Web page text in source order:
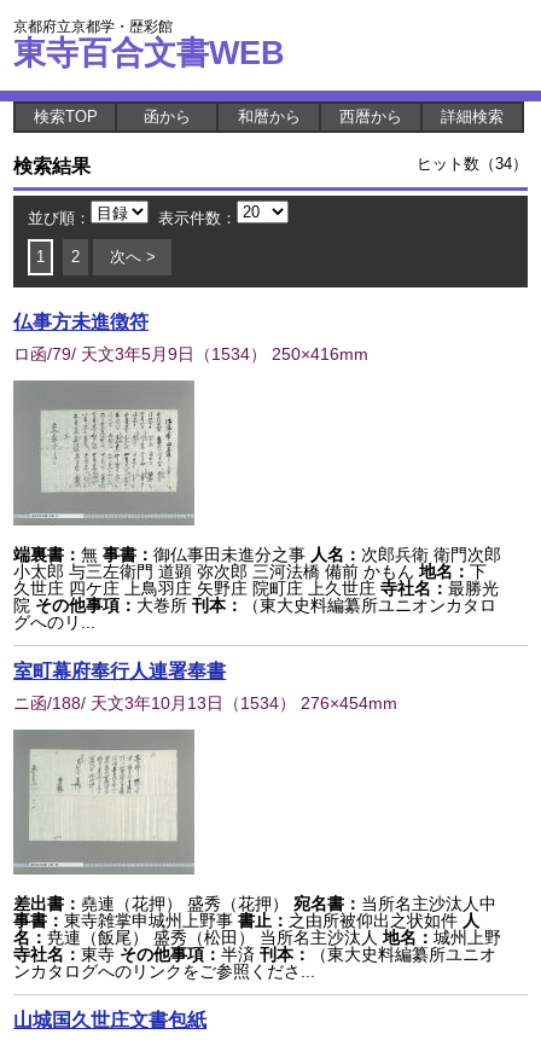
京都府立京都学・歴彩館
東寺百合文書WEB
検索TOP 函から 和暦から 西暦から 詳細検索
検索結果 ヒット数（34）
並び順： 表示件数：
1 2 次へ >
仏事方未進徴符
ロ函/79/ 天文3年5月9日 （1534） 250×416mm
端裏書：無 事書：御仏事田未進分之事 人名： 次郎兵衛 衛門次郎
小太郎 与三左衛門 道顕 弥次郎 三河法橋 備前 かもん 地名：下
久世庄 四ケ庄 上鳥羽庄 矢野庄 院町庄 上久世庄 寺社名：最勝光
院 その他事項： 大巻所 刊本：
（東大史料編纂所ユニオンカタロ
グへのリ...
室町幕府奉行人連署奉書
ニ函/188/ 天文3年10月13日 （1534） 276×454mm
差出書：堯連（花押） 盛秀（花押） 宛名書： 当所名主沙汰人中
事書：東寺雑掌申城州上野事書止： 之由所被仰出之状如件 人
名：尭連（飯尾） 盛秀（松田） 当所名主沙汰人 地名：城州上野
寺社名：東寺 その他事項：半済 刊本：
（東大史料編纂所ユニオ
ンカタログへのリンクをご参照くださ...
山城国久世庄文書包紙